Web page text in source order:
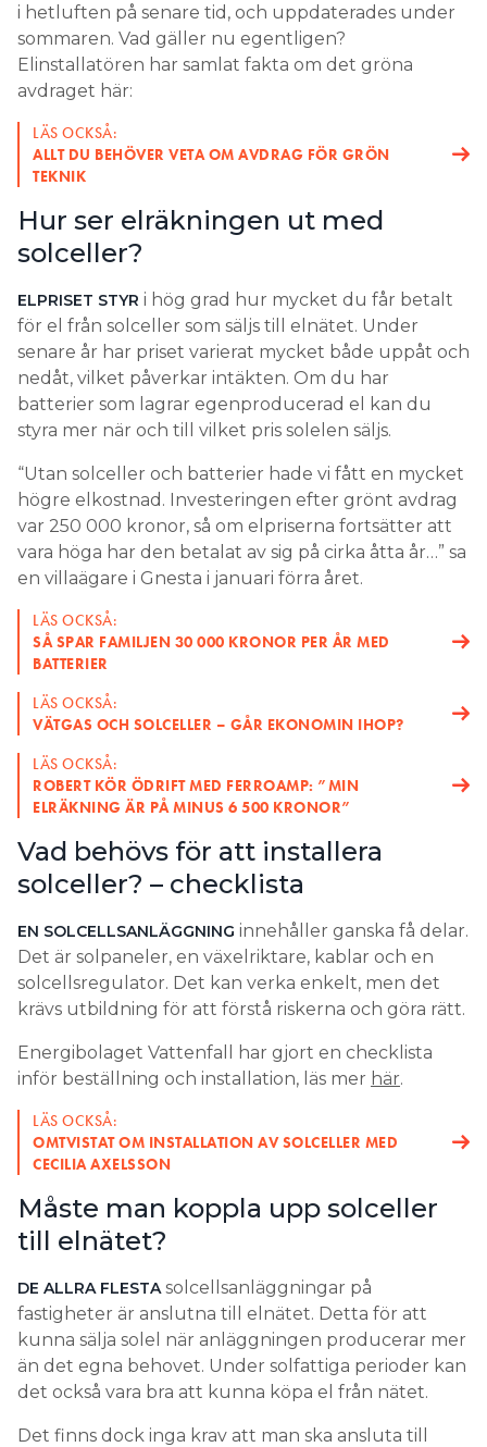
i hetluften på senare tid, och uppdaterades under
sommaren. Vad gäller nu egentligen?
Elinstallatören har samlat fakta om det gröna
avdraget här:
LÄS OCKSÅ:
ALLT DU BEHÖVER VETA OM AVDRAG FÖR GRÖN
TEKNIK
Hur ser elräkningen ut med
solceller?
ELPRISET STYR i hög grad hur mycket du får betalt
för el från solceller som säljs till elnätet. Under
senare år har priset varierat mycket både uppåt och
nedåt, vilket påverkar intäkten. Om du har
batterier som lagrar egenproducerad el kan du
styra mer när och till vilket pris solelen säljs.
“Utan solceller och batterier hade vi fått en mycket
högre elkostnad. Investeringen efter grönt avdrag
var 250 000 kronor, så om elpriserna fortsätter att
vara höga har den betalat av sig på cirka åtta år…” sa
en villaägare i Gnesta i januari förra året.
LÄS OCKSÅ:
SÅ SPAR FAMILJEN 30 000 KRONOR PER ÅR MED
BATTERIER
LÄS OCKSÅ:
VÄTGAS OCH SOLCELLER – GÅR EKONOMIN IHOP?
LÄS OCKSÅ:
ROBERT KÖR ÖDRIFT MED FERROAMP: ”MIN
ELRÄKNING ÄR PÅ MINUS 6 500 KRONOR”
Vad behövs för att installera
solceller? – checklista
EN SOLCELLSANLÄGGNING innehåller ganska få delar.
Det är solpaneler, en växelriktare, kablar och en
solcellsregulator. Det kan verka enkelt, men det
krävs utbildning för att förstå riskerna och göra rätt.
Energibolaget Vattenfall har gjort en checklista
inför beställning och installation, läs mer här.
LÄS OCKSÅ:
OMTVISTAT OM INSTALLATION AV SOLCELLER MED
CECILIA AXELSSON
Måste man koppla upp solceller
till elnätet?
DE ALLRA FLESTAsolcellsanläggningar på
fastigheter är anslutna till elnätet. Detta för att
kunna sälja solel när anläggningen producerar mer
än det egna behovet. Under solfattiga perioder kan
det också vara bra att kunna köpa el från nätet.
Det finns dock inga krav att man ska ansluta till